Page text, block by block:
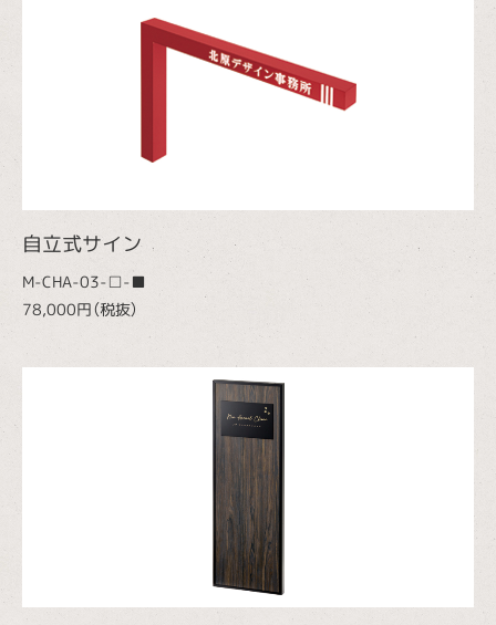
自立式サイン
M-CHA-03-□-■
78,000円（税抜）